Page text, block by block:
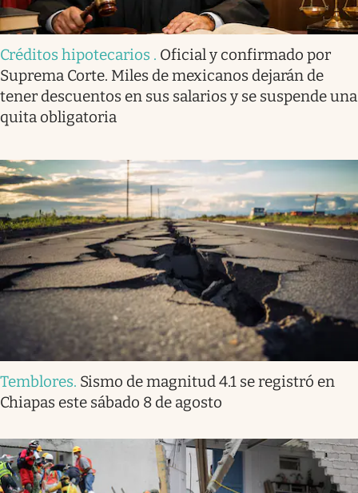
Créditos hipotecarios . Oficial y confirmado por
Suprema Corte. Miles de mexicanos dejarán de
tener descuentos en sus salarios y se suspende una
quita obligatoria
Temblores. Sismo de magnitud 4.1 se registró en
Chiapas este sábado 8 de agosto